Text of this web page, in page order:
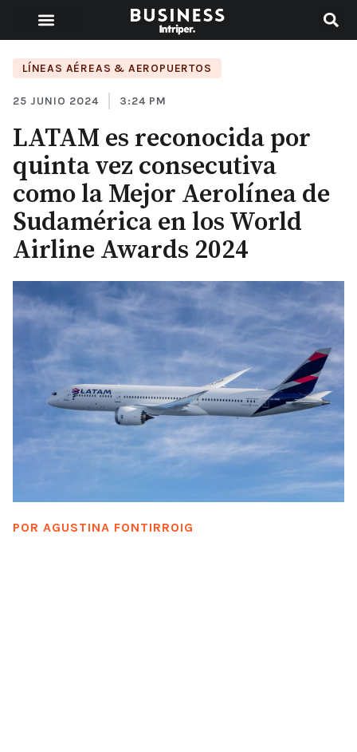
LÍNEAS AÉREAS & AEROPUERTOS
25 JUNIO 2024 3:24 PM
LATAM es reconocida por
quinta vez consecutiva
como la Mejor Aerolínea de
Sudamérica en los World
Airline Awards 2024
POR AGUSTINA FONTIRROIG